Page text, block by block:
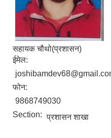
सहायक चौथो(प्रशासन)
ईमेल:
फोन:
9868749030
Section: प्रशासन शाखा